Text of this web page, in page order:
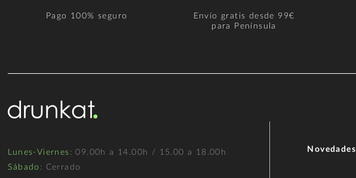
Pago 100% seguro
Envío gratis desde 99€
para Península
Lunes-Viernes : 09.00h a 14.00h / 15.00 a 18.00h
Sábado : Cerrado
Novedades